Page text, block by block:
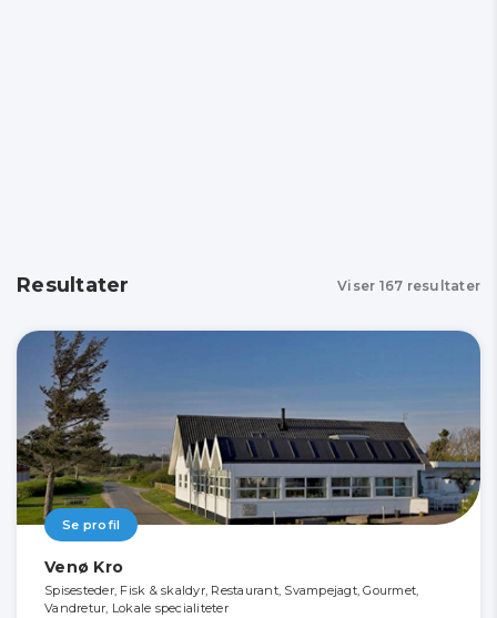
Resultater Viser 167 resultater
Se profil
Venø Kro
Spisesteder, Fisk & skaldyr, Restaurant, Svampejagt, Gourmet,
Vandretur, Lokale specialiteter